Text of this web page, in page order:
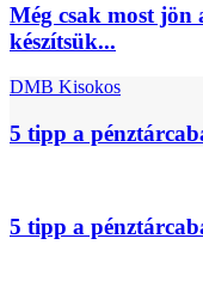
Még csak most jön
készítsük...
DMB Kisokos
5 tipp a
5 tipp a